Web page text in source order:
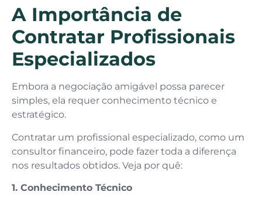
A Importância de
Contratar Profissionais
Especializados
Embora a negociação amigável possa parecer
simples, ela requer conhecimento técnico e
estratégico.
Contratar um profissional especializado, como um
consultor financeiro, pode fazer toda a diferença
nos resultados obtidos. Veja por quê:
1. Conhecimento Técnico